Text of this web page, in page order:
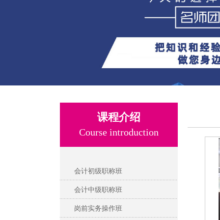
课程介绍
Course introduction
会计初级职称班
会计中级职称班
岗前实务操作班